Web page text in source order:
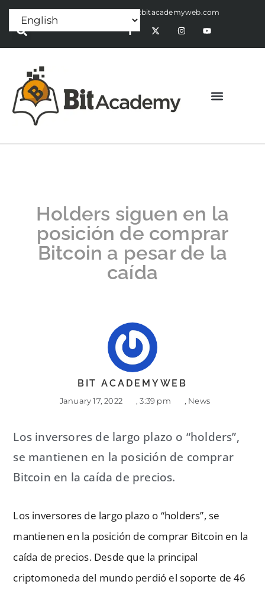
Press Release:alex@bitacademyweb.com
Holders siguen en la
posición de comprar
Bitcoin a pesar de la
caída
BIT ACADEMYWEB
January 17, 2022 3:39 pm News
Los inversores de largo plazo o “holders”,
se mantienen en la posición de comprar
Bitcoin en la caída de precios.
Los inversores de largo plazo o “holders”, se
mantienen en la posición de comprar Bitcoin en la
caída de precios. Desde que la principal
criptomoneda del mundo perdió el soporte de 46